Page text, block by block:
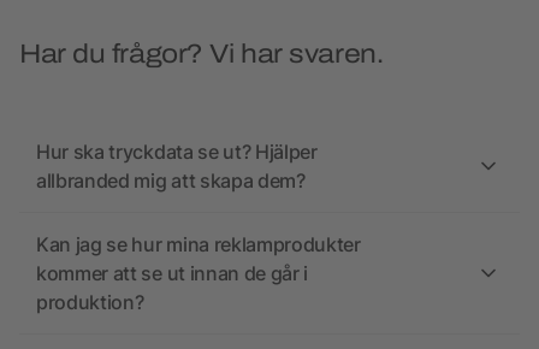
Har du frågor? Vi har svaren.
Hur ska tryckdata se ut? Hjälper
allbranded mig att skapa dem?
Kan jag se hur mina reklamprodukter
kommer att se ut innan de går i
produktion?